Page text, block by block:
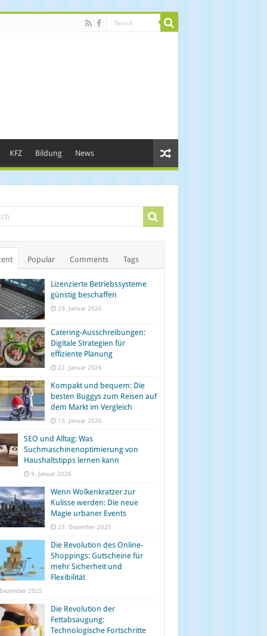
KFZ Bildung News
Popular Comments Tags
Lizenzierte Betriebssysteme
günstig beschaffen
29. Januar 2026
Catering-Ausschreibungen:
Digitale Strategien für
effiziente Planung
22. Januar 2026
Kompakt und bequem: Die
besten Buggys zum Reisen auf
dem Markt im Vergleich
15. Januar 2026
SEO und Alltag: Was
Suchmaschinenoptimierung von
Haushaltstipps lernen kann
9. Januar 2026
Wenn Wolkenkratzer zur
Kulisse werden: Die neue
Magie urbaner Events
23. Dezember 2025
Die Revolution des Online-
Shoppings: Gutscheine für
mehr Sicherheit und
Flexibilität
2025
Die Revolution der
Fettabsaugung:
Technologische Fortschritte